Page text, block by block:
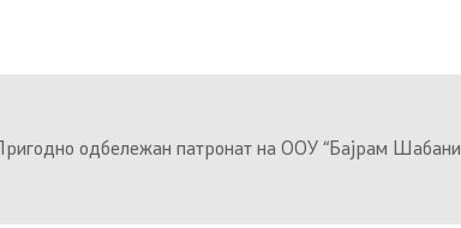
Пригодно одбележан патронат на ООУ “Бајрам